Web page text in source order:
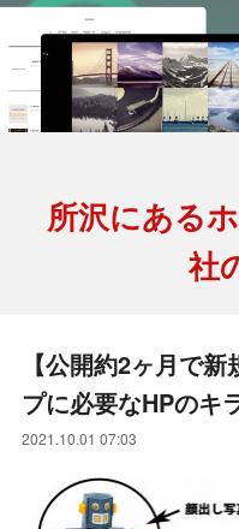
所沢にある
社
【公開約2ヶ月で
プに必要なHPのキ
2021.10.01 07:03